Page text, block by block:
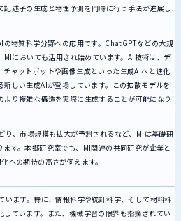
述子の生成と物性予測を同時に行う手法が進展し
物質科学分野への応用です。ChatGPTなどの大規
においても活用され始めています。AI技術は、デ
ャットボットや画像生成といった生成AIへと進化
しい生成AIが登場しています。この拡散モデルを
り複雑な構造を実際に生成することが可能になり
り、市場規模も拡大が予測されるなど、MIは基礎研
す。本郷研究室でも、MI関連の共同研究が企業と
への期待の高さが伺えます。
います。特に、情報科学や統計科学、そして材料科
ています。また、機械学習の限界も指摘されてい